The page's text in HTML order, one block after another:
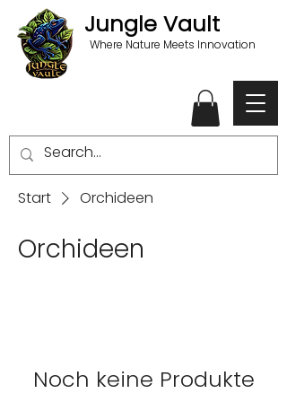
Jungle Vault
Where Nature Meets Innovation
Start Orchideen
Orchideen
Noch keine Produkte